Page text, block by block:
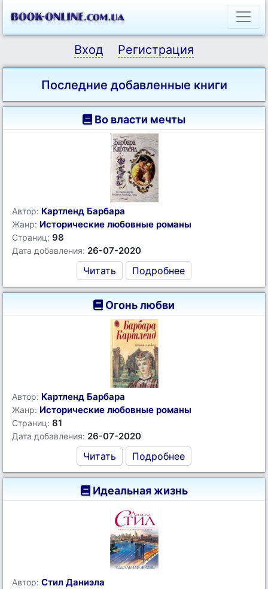
Вход Регистрация
Последние добавленные книги
Во власти мечты
Автор: Картленд Барбара
Жанр: Исторические любовные романы
Страниц: 98
Дата добавления: 26-07-2020
Читать Подробнее
Огонь любви
Автор: Картленд Барбара
Жанр: Исторические любовные романы
Страниц: 81
Дата добавления: 26-07-2020
Читать Подробнее
Идеальная жизнь
Автор: Стил Даниэла